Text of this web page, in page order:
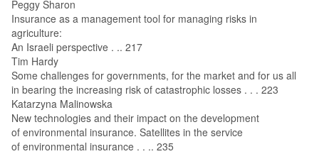
Peggy Sharon
Insurance as a management tool for managing risks in
agriculture:
An Israeli perspective . .. 217
Tim Hardy
Some challenges for governments, for the market and for us all
in bearing the increasing risk of catastrophic losses . . . 223
Katarzyna Malinowska
New technologies and their impact on the development
of environmental insurance. Satellites in the service
of environmental insurance . . .. 235